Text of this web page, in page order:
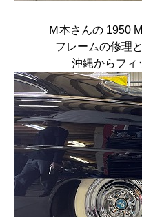
Ｍ本さんの 1950
フレームの修理
沖縄からフィ